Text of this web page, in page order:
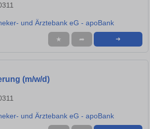
und Ärztebank eG - apoBank
★ ➦ ➜
(m/w/d)
und Ärztebank eG - apoBank